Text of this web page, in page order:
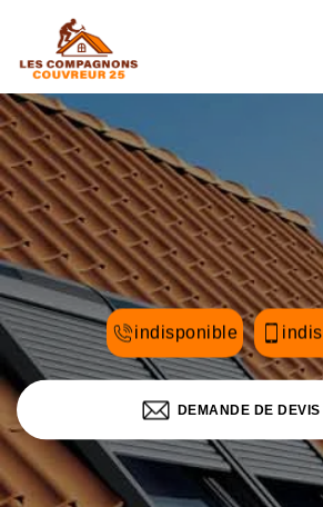
indisponible
DEMANDE DE DEVIS